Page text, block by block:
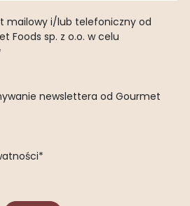
mailowy i/lub telefoniczny od
Foods sp. z o.o. w celu
newslettera od Gourmet